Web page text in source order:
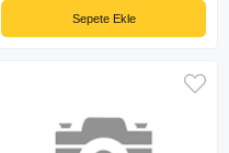
Sepete Ekle